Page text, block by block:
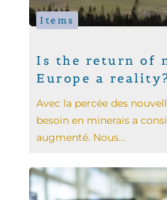
Items
Is the return of
Europe a reality?
Avec la percée des
besoin en minerais a
augmenté. Nous...